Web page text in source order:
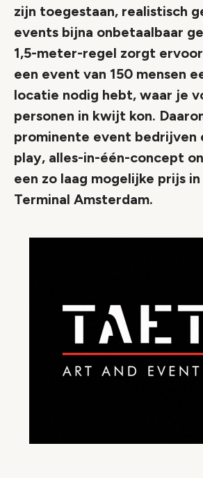
zijn toegestaan, realistisch
events bijna onbetaalbaar
1,5-meter-regel zorgt
een event van 150 mensen
locatie nodig hebt, waar je
personen in kwijt kon.
prominente event bedrijven
play, alles-in-één-concept
een zo laag mogelijke prijs in
Terminal Amsterdam.